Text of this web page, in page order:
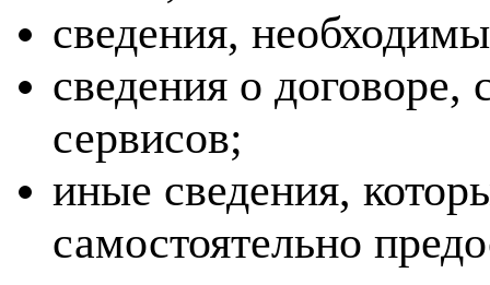
сведения,
сведения о договоре,
сервисов;
иные сведения,
самостоятельно